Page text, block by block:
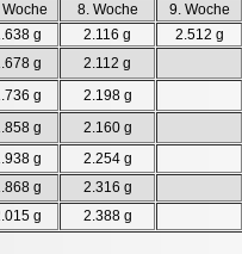
Woche 8. Woche
9. Woche
g 2.116 g
2.512 g
g
2.112 g
g
2.198 g
g
2.160 g
g
2.254 g
g
2.316 g
g 2.388 g